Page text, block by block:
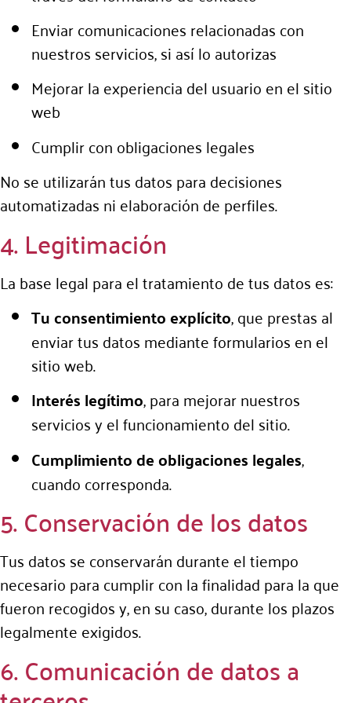
Enviar comunicaciones relacionadas con
nuestros servicios, si así lo autorizas
Mejorar la experiencia del usuario en el sitio
web
Cumplir con obligaciones legales
No se utilizarán tus datos para decisiones
automatizadas ni elaboración de perfiles.
4. Legitimación
La base legal para el tratamiento de tus datos es:
Tu consentimiento explícito, que prestas al
enviar tus datos mediante formularios en el
sitio web.
Interés legítimo, para mejorar nuestros
servicios y el funcionamiento del sitio.
Cumplimiento de obligaciones legales,
cuando corresponda.
5. Conservación de los datos
Tus datos se conservarán durante el tiempo
necesario para cumplir con la finalidad para la que
fueron recogidos y, en su caso, durante los plazos
legalmente exigidos.
6. Comunicación de datos a